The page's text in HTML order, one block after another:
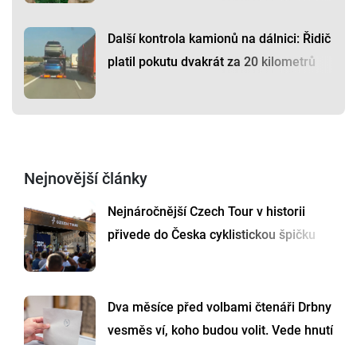
Další kontrola kamionů na dálnici: Řidič
platil pokutu dvakrát za 20 kilometrů
Nejnovější články
Nejnáročnější Czech Tour v historii
přivede do Česka cyklistickou špičku
Dva měsíce před volbami čtenáři Drbny
vesměs ví, koho budou volit. Vede hnutí